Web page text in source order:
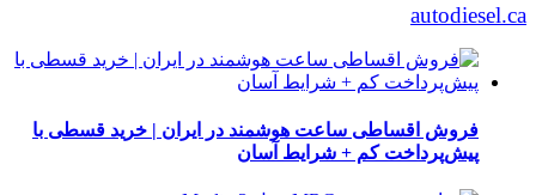
autodiesel.ca
فروش اقساطی ساعت هوشمند در ایران | خرید قسطی با
پیش‌پرداخت کم + شرایط آسان